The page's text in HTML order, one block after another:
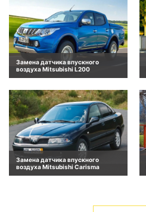
Замена датчика впускного
воздуха Mitsubishi L200
Замена датчика впускного
воздуха Mitsubishi Carisma